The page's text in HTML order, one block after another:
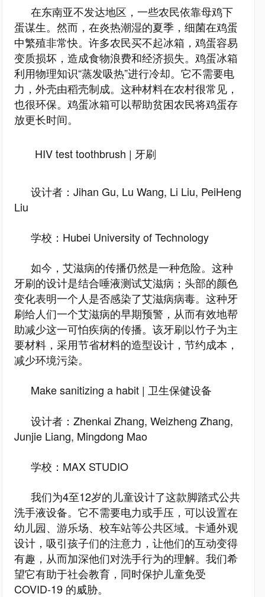
在东南亚不发达地区，一些农民依靠母鸡下
蛋谋生。然而，在炎热潮湿的夏季，细菌在鸡蛋
中繁殖非常快。许多农民买不起冰箱，鸡蛋容易
变质损坏，造成食物浪费和经济损失。鸡蛋冰箱
利用物理知识“蒸发吸热”进行冷却。它不需要电
力，外壳由稻壳制成。这种材料在农村很常见，
也很环保。鸡蛋冰箱可以帮助贫困农民将鸡蛋存
放更长时间。
HIV test toothbrush | 牙刷
设计者：Jihan Gu, Lu Wang, Li Liu, PeiHeng
Liu
学校：Hubei University of Technology
如今，艾滋病的传播仍然是一种危险。这种
牙刷的设计是结合唾液测试艾滋病；头部的颜色
变化表明一个人是否感染了艾滋病病毒。这种牙
刷给人们一个艾滋病的早期预警，从而有效地帮
助减少这一可怕疾病的传播。该牙刷以竹子为主
要材料，采用节省材料的造型设计，节约成本，
减少环境污染。
Make sanitizing a habit | 卫生保健设备
设计者：Zhenkai Zhang, Weizheng Zhang,
Junjie Liang, Mingdong Mao
学校：MAX STUDIO
我们为4至12岁的儿童设计了这款脚踏式公共
洗手液设备。它不需要电力或手压，可以设置在
幼儿园、游乐场、校车站等公共区域。卡通外观
设计，吸引孩子们的注意力，让他们的互动变得
有趣，从而加深他们对洗手行为的理解。我们希
望它有助于社会教育，同时保护儿童免受
COVID-19 的威胁。